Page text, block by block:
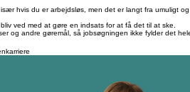
hvis du er arbejdsløs, men det er langt fra umuligt
ved med at gøre en indsats for at få det til at ske.
og andre gøremål, så jobsøgningen ikke fylder det